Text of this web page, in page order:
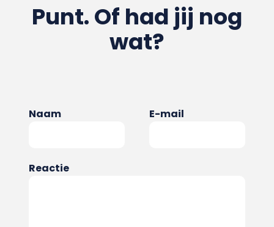
Punt. Of had jij nog
wat?
Naam E-mail
Reactie